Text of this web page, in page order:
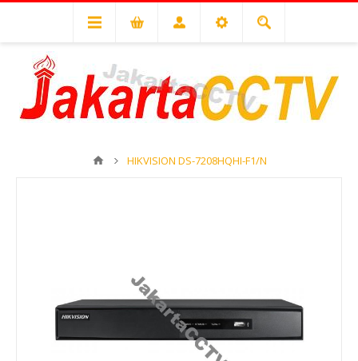
HIKVISION DS-7208HQHI-F1/N